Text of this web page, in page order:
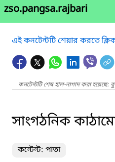
zso.pangsa.rajbari
এই কনটেন্টটি শেয়ার করতে
কনটেন্টটি শেষ হাল-নাগাদ করা হয়েছে:
সাংগঠনিক
কন্টেন্ট: পাতা